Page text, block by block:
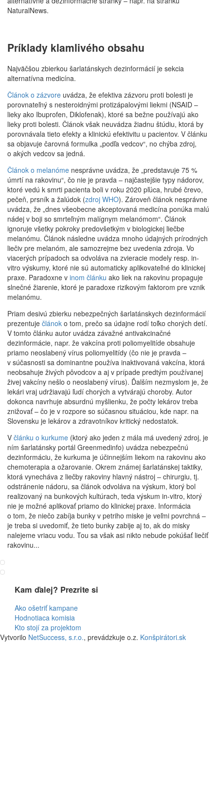
NaturalNews.
Príklady klamlivého obsahu
Najväčšou zbierkou šarlatánskych dezinformácií je sekcia
alternatívna medicína.
Článok o zázvore uvádza, že efektiva zázvoru proti bolesti je
porovnateľný s nesteroidnými protizápalovými liekmi (NSAID –
lieky ako Ibuprofen, Diklofenak), ktoré sa bežne používajú ako
lieky proti bolesti. Článok však neuvádza žiadnu štúdiu, ktorá by
porovnávala tieto efekty a klinickú efektivitu u pacientov. V článku
sa objavuje čarovná formulka „podľa vedcov“, no chýba zdroj,
o akých vedcov sa jedná.
Článok o melanóme nesprávne uvádza, že „predstavuje 75 %
úmrtí na rakovinu“, čo nie je pravda – najčastejšie typy nádorov,
ktoré vedú k smrti pacienta boli v roku 2020 pľúca, hrubé črevo,
pečeň, prsník a žalúdok (zdroj WHO). Zároveň článok nesprávne
uvádza, že „dnes všeobecne akceptovaná medicína ponúka malú
nádej v boji so smrteľným malígnym melanómom“. Článok
ignoruje všetky pokroky predovšetkým v biologickej liečbe
melanómu. Článok následne uvádza mnoho údajných prírodných
liečiv pre melanóm, ale samozrejme bez uvedenia zdroja. Vo
viacerých prípadoch sa odvoláva na zvieracie modely resp. in-
vitro výskumy, ktoré nie sú automaticky aplikovateľné do klinickej
praxe. Paradoxne v inom článku ako liek na rakovinu propaguje
slnečné žiarenie, ktoré je paradoxe rizikovým faktorom pre vznik
melanómu.
Priam desivú zbierku nebezpečných šarlatánskych dezinformácií
prezentuje článok o tom, prečo sa údajne rodí toľko chorých detí.
V tomto článku autor uvádza závažné antivakcinačné
dezinformácie, napr. že vakcína proti poliomyelitíde obsahuje
priamo neoslabený vírus poliomyelitídy (čo nie je pravda –
v súčasnosti sa dominantne používa inaktivovaná vakcína, ktorá
neobsahuje živých pôvodcov a aj v prípade predtým používanej
živej vakcíny nešlo o neoslabený vírus). Ďalším nezmyslom je, že
lekári vraj udržiavajú ľudí chorých a vytvárajú choroby. Autor
dokonca navrhuje absurdnú myšlienku, že počty lekárov treba
znižovať – čo je v rozpore so súčasnou situáciou, kde napr. na
Slovensku je lekárov a zdravotníkov kritický nedostatok.
V článku o kurkume (ktorý ako jeden z mála má uvedený zdroj, je
ním šarlatánsky portál Greenmedinfo) uvádza nebezpečnú
dezinformáciu, že kurkuma je účinnejším liekom na rakovinu ako
chemoterapia a ožarovanie. Okrem známej šarlatánskej taktiky,
ktorá vynecháva z liečby rakoviny hlavný nástroj – chirurgiu, tj.
odstránenie nádoru, sa článok odvoláva na výskum, ktorý bol
realizovaný na bunkových kultúrach, teda výskum in-vitro, ktorý
nie je možné aplikovať priamo do klinickej praxe. Informácia
o tom, že niečo zabíja bunky v petriho miske je veľmi povrchná –
je treba si uvedomiť, že tieto bunky zabije aj to, ak do misky
nalejeme vriacu vodu. Tou sa však asi nikto nebude pokúšať liečiť
rakovinu...
Kam ďalej? Prezrite si
Ako ošetriť kampane
Hodnotiaca komisia
Kto stojí za projektom
Vytvorilo NetSuccess, s.r.o., prevádzkuje o.z. Konšpirátori.sk